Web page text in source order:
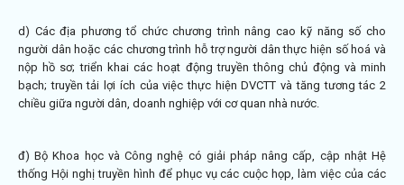
d) Các địa phương tổ chức chương trình nâng cao kỹ năng số cho
người dân hoặc các chương trình hỗ trợ người dân thực hiện số hoá và
nộp hồ sơ; triển khai các hoạt động truyền thông chủ động và minh
bạch; truyền tải lợi ích của việc thực hiện DVCTT và tăng tương tác 2
chiều giữa người dân, doanh nghiệp với cơ quan nhà nước.
đ) Bộ Khoa học và Công nghệ có giải pháp nâng cấp, cập nhật Hệ
thống Hội nghị truyền hình để phục vụ các cuộc họp, làm việc của các